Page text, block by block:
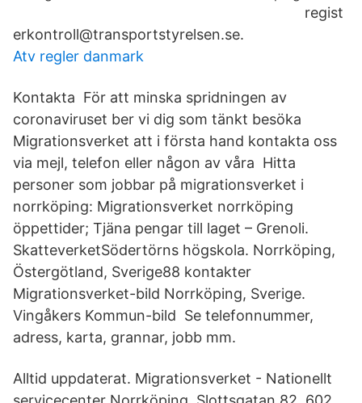
regist
erkontroll@transportstyrelsen.se.
Atv regler danmark
Kontakta För att minska spridningen av
coronaviruset ber vi dig som tänkt besöka
Migrationsverket att i första hand kontakta oss
via mejl, telefon eller någon av våra Hitta
personer som jobbar på migrationsverket i
norrköping: Migrationsverket norrköping
öppettider; Tjäna pengar till laget – Grenoli.
SkatteverketSödertörns högskola. Norrköping,
Östergötland, Sverige88 kontakter
Migrationsverket-bild Norrköping, Sverige.
Vingåkers Kommun-bild Se telefonnummer,
adress, karta, grannar, jobb mm.
Alltid uppdaterat. Migrationsverket - Nationellt